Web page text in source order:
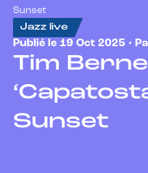
Sunset
Jazz live
Publié le 19 Oct 2025 •
Tim
Sunset